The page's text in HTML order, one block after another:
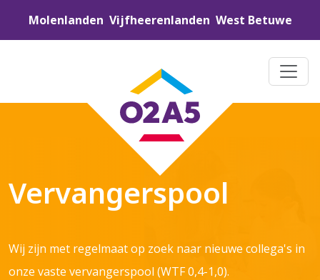
Molenlanden Vijfheerenlanden West Betuwe
Vervangerspool
Wij zijn met regelmaat op zoek naar nieuwe collega's in
onze vaste vervangerspool (WTF 0,4-1,0).